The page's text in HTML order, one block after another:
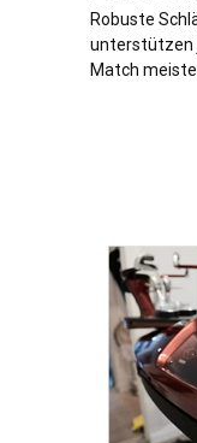
Robuste
unterstützen
Match